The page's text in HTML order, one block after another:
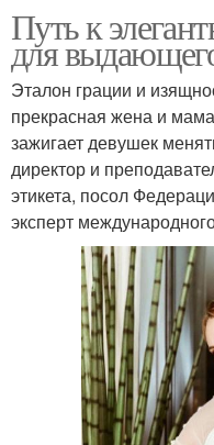
Путь к
для
Эталон грации и
прекрасная жена и
зажигает девушек
директор и
этикета, посол
эксперт